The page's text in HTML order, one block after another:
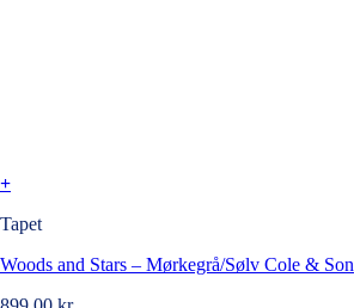
+
Tapet
Woods and Stars – Mørkegrå/Sølv Cole & Son